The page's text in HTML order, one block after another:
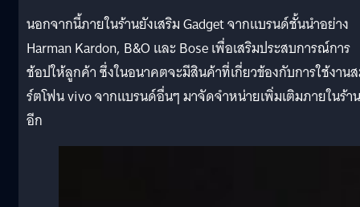
นอกจากนี้ภายในร้านยังเสริม Gadget จากแบรนด์ชั้นนำอย่าง
Harman Kardon, B&O และ Bose เพื่อเสริมประสบการณ์การ
ช้อปให้ลูกค้า ซึ่งในอนาคตจะมีสินค้าที่เกี่ยวข้องกับการใช้งาน
ร์ตโฟน vivo จากแบรนด์อื่นๆ มาจัดจำหน่ายเพิ่มเติมภายในร้าน
อีก